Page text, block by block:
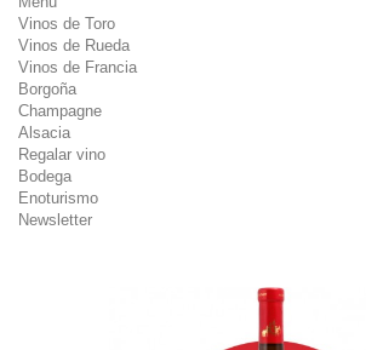
Vinos de Toro
Vinos de Rueda
Vinos de Francia
Borgoña
Champagne
Alsacia
Regalar vino
Bodega
Enoturismo
Newsletter